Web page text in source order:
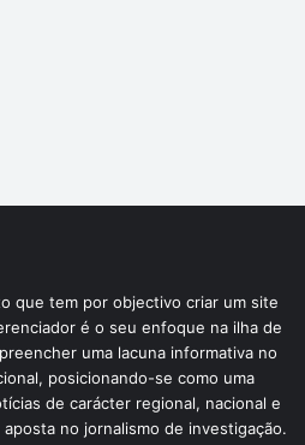
que tem por objectivo criar um site
é o seu enfoque na ilha de
uma lacuna informativa no
posicionando-se como uma
de carácter regional, nacional e
no jornalismo de investigação.